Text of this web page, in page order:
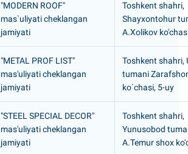
"MODERN ROOF"
mas`uliyati cheklangan
jamiyati
Toshkent shahri,
Shayxontohur
A.Xolikov
"METAL PROF LIST"
mas'uliyati cheklangan
jamiyati
Toshkent shahri,
tumani
ko`chasi, 5-uy
"STEEL SPECIAL DECOR"
mas'uliyati cheklangan
jamiyati
Toshkent shahri,
Yunusobod
A.Temur shox